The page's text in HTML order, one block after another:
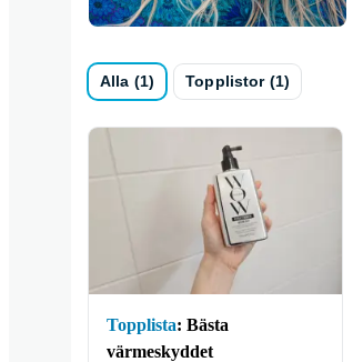
Alla (1) Topplistor (1)
Topplista: Bästa
värmeskyddet